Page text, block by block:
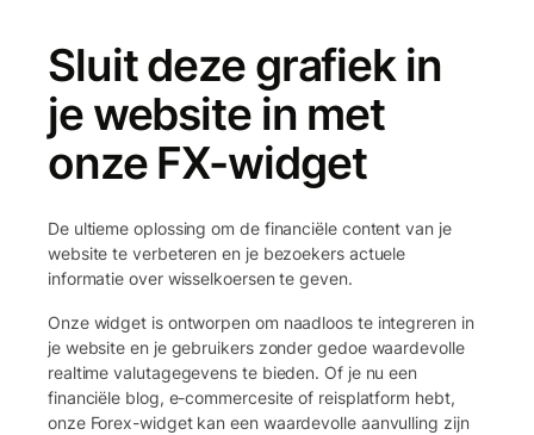
Sluit deze grafiek in
je website in met
onze FX-widget
De ultieme oplossing om de financiële content van je
website te verbeteren en je bezoekers actuele
informatie over wisselkoersen te geven.
Onze widget is ontworpen om naadloos te integreren in
je website en je gebruikers zonder gedoe waardevolle
realtime valutagegevens te bieden. Of je nu een
financiële blog, e-commercesite of reisplatform hebt,
onze Forex-widget kan een waardevolle aanvulling zijn